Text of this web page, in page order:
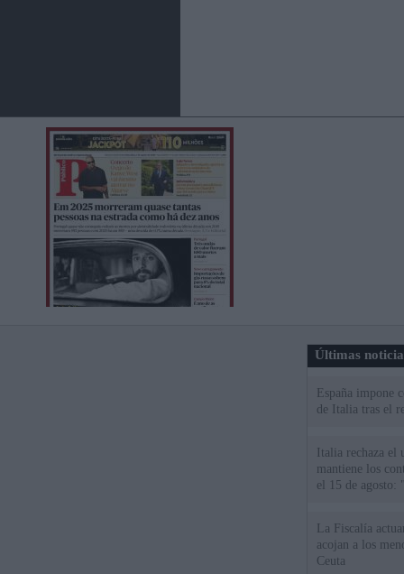
Últimas
España impone
de Italia tras el
Italia rechaza
mantiene los
el 15 de agosto:
La Fiscalía
acojan a los
Ceuta